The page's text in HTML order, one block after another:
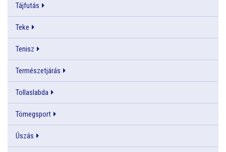
Tájfutás
Teke
Tenisz
Természetjárás
Tollaslabda
Tömegsport
Úszás